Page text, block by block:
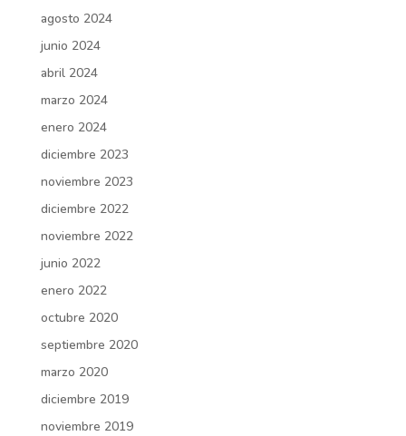
agosto 2024
junio 2024
abril 2024
marzo 2024
enero 2024
diciembre 2023
noviembre 2023
diciembre 2022
noviembre 2022
junio 2022
enero 2022
octubre 2020
septiembre 2020
marzo 2020
diciembre 2019
noviembre 2019